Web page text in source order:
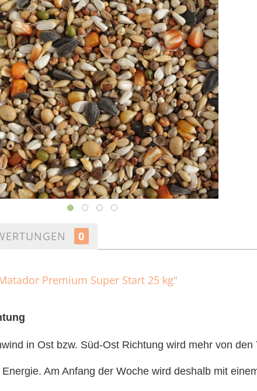
0
Premium Super Start 25 kg"
in Ost bzw. Süd-Ost Richtung wird mehr von den
Am Anfang der Woche wird deshalb mit